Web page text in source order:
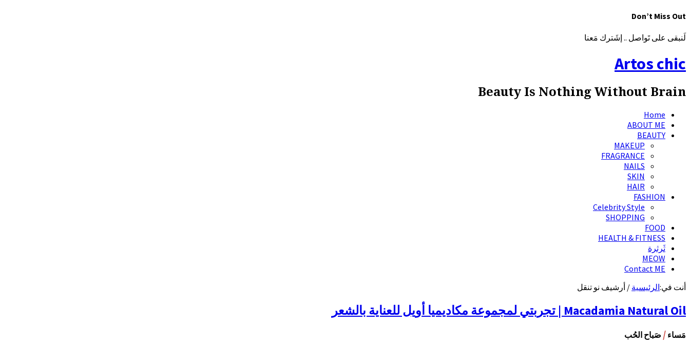
Don’t Miss Out
لَنبقى على تَواصل .. إشَترك مَعنا
Artos chic
Beauty Is Nothing Without Brain
Home
ABOUT ME
BEAUTY
MAKEUP
FRAGRANCE
NAILS
SKIN
HAIR
FASHION
Celebrity Style
SHOPPING
FOOD
HEALTH & FITNESS
ثَرثرة
MEOW
Contact ME
أنت في:الرئيسية / أرشيف نو تنقل
Macadamia Natural Oil | تجربتي لمجموعة مكاديميا أويل للعناية بالشعر
مَساء / صَباح الحُب